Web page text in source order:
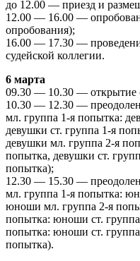
до 12.00 — приезд и
12.00 — 16.00 —
опробования);
16.00 — 17.30 —
судейской коллегии.
6 марта
09.30 — 10.30 — открытие
10.30 — 12.30 —
мл. группа 1-я попытка:
девушки ст. группа 1-я
девушки мл. группа 2-я
попытка, девушки ст.
попытка);
12.30 — 15.30 —
мл. группа 1-я попытка:
юноши мл. группа 2-я
попытка: юноши ст.
попытка: юноши ст.
попытка).